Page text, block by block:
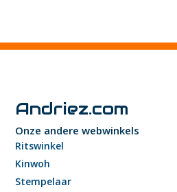
Andriez.com
Onze andere webwinkels
Ritswinkel
Kinwoh
Stempelaar